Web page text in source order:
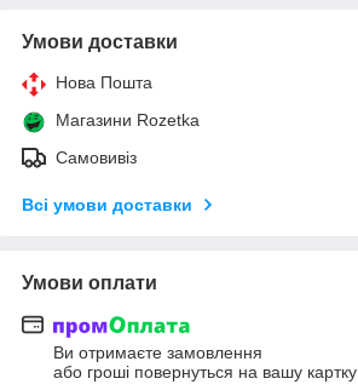
Умови доставки
Нова Пошта
Магазини Rozetka
Самовивіз
Всі умови доставки
Умови оплати
Ви отримаєте замовлення
або гроші повернуться на вашу картку